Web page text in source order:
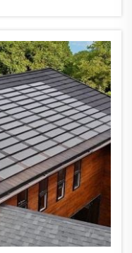
einfach?